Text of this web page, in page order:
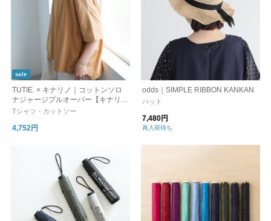
sale
TUTIE. × キナリノ｜コットンソロ
ナジャージプルオーバー【キナリノ
別注】 / 接触冷感 / 吸水速乾 / UVカ
Tシャツ・カットソー
4,752円
odds｜SIMPLE RIBBON KANKAN
ハット
7,480円
再入荷待ち